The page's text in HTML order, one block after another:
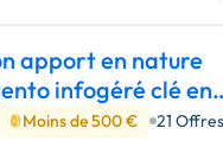
apport en nature
infogéré clé en
Moins de 500 € 21 Offres